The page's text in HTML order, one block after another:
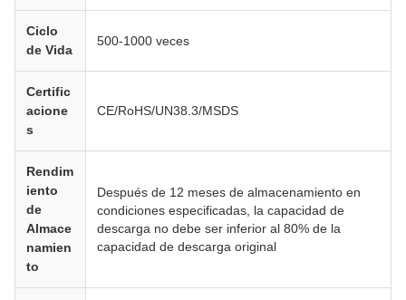
Ciclo
de Vida
500-1000 veces
Certific
acione
s
CE/RoHS/UN38.3/MSDS
Rendim
iento
de
Almace
namien
to
Después de 12 meses de almacenamiento en
condiciones especificadas, la capacidad de
descarga no debe ser inferior al 80% de la
capacidad de descarga original